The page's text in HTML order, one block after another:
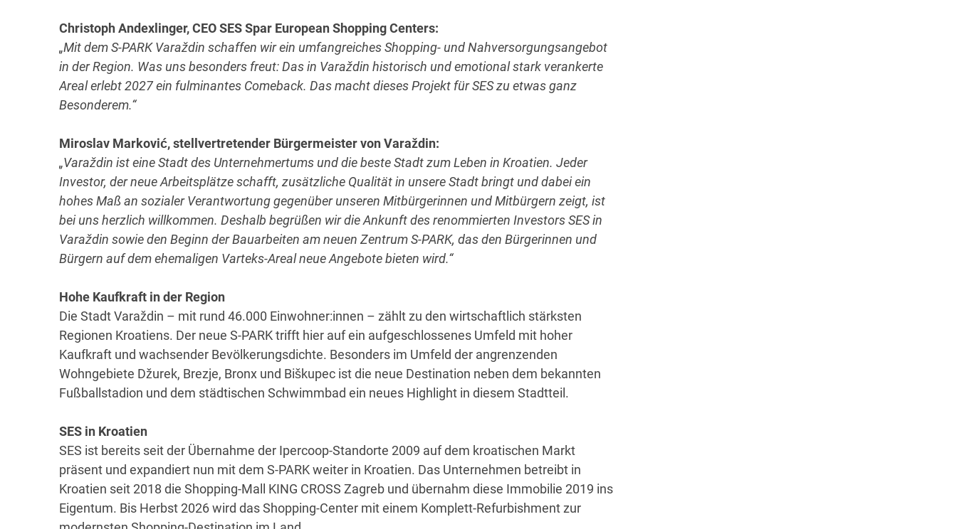
Christoph Andexlinger, CEO SES Spar European Shopping Centers:
„Mit dem S-PARK Varaždin schaffen wir ein umfangreiches Shopping- und Nahversorgungsangebot
in der Region. Was uns besonders freut: Das in Varaždin historisch und emotional stark verankerte
Areal erlebt 2027 ein fulminantes Comeback. Das macht dieses Projekt für SES zu etwas ganz
Besonderem.“
Miroslav Marković, stellvertretender Bürgermeister von Varaždin:
„Varaždin ist eine Stadt des Unternehmertums und die beste Stadt zum Leben in Kroatien. Jeder
Investor, der neue Arbeitsplätze schafft, zusätzliche Qualität in unsere Stadt bringt und dabei ein
hohes Maß an sozialer Verantwortung gegenüber unseren Mitbürgerinnen und Mitbürgern zeigt, ist
bei uns herzlich willkommen. Deshalb begrüßen wir die Ankunft des renommierten Investors SES in
Varaždin sowie den Beginn der Bauarbeiten am neuen Zentrum S-PARK, das den Bürgerinnen und
Bürgern auf dem ehemaligen Varteks-Areal neue Angebote bieten wird.“
Hohe Kaufkraft in der Region
Die Stadt Varaždin – mit rund 46.000 Einwohner:innen – zählt zu den wirtschaftlich stärksten
Regionen Kroatiens. Der neue S-PARK trifft hier auf ein aufgeschlossenes Umfeld mit hoher
Kaufkraft und wachsender Bevölkerungsdichte. Besonders im Umfeld der angrenzenden
Wohngebiete Džurek, Brezje, Bronx und Biškupec ist die neue Destination neben dem bekannten
Fußballstadion und dem städtischen Schwimmbad ein neues Highlight in diesem Stadtteil.
SES in Kroatien
SES ist bereits seit der Übernahme der Ipercoop-Standorte 2009 auf dem kroatischen Markt
präsent und expandiert nun mit dem S-PARK weiter in Kroatien. Das Unternehmen betreibt in
Kroatien seit 2018 die Shopping-Mall KING CROSS Zagreb und übernahm diese Immobilie 2019 ins
Eigentum. Bis Herbst 2026 wird das Shopping-Center mit einem Komplett-Refurbishment zur